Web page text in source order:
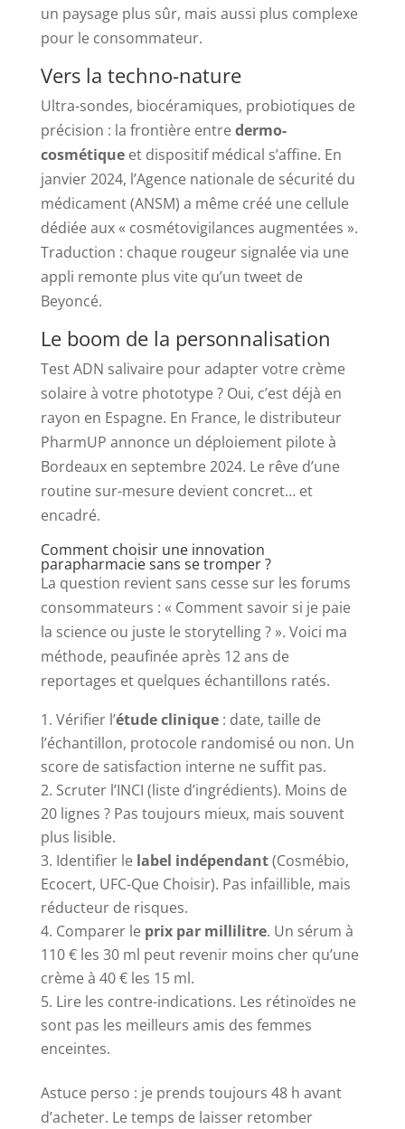
un paysage plus sûr, mais aussi plus complexe
pour le consommateur.
Vers la techno-nature
Ultra-sondes, biocéramiques, probiotiques de
précision : la frontière entredermo-
cosmétiqueet dispositif médical s’affine. En
janvier 2024, l’Agence nationale de sécurité du
médicament (ANSM) a même créé une cellule
dédiée aux « cosmétovigilances augmentées ».
Traduction : chaque rougeur signalée via une
appli remonte plus vite qu’un tweet de
Beyoncé.
Le boom de la personnalisation
Test ADN salivaire pour adapter votre crème
solaire à votre phototype ? Oui, c’est déjà en
rayon en Espagne. En France, le distributeur
PharmUP annonce un déploiement pilote à
Bordeaux en septembre 2024. Le rêve d’une
routine sur-mesure devient concret… et
encadré.
Comment choisir une innovation
parapharmacie sans se tromper ?
La question revient sans cesse sur les forums
consommateurs : « Comment savoir si je paie
la science ou juste le storytelling ? ». Voici ma
méthode, peaufinée après 12 ans de
reportages et quelques échantillons ratés.
Vérifier l’étude clinique: date, taille de
l’échantillon, protocole randomisé ou non. Un
score de satisfaction interne ne suffit pas.
Scruter l’INCI (liste d’ingrédients). Moins de
20 lignes ? Pas toujours mieux, mais souvent
plus lisible.
Identifier le label indépendant(Cosmébio,
Ecocert, UFC-Que Choisir). Pas infaillible, mais
réducteur de risques.
Comparer le prix par millilitre. Un sérum à
110 € les 30 ml peut revenir moins cher qu’une
crème à 40 € les 15 ml.
Lire les contre-indications. Les rétinoïdes ne
sont pas les meilleurs amis des femmes
enceintes.
Astuce perso : je prends toujours 48 h avant
d’acheter. Le temps de laisser retomber